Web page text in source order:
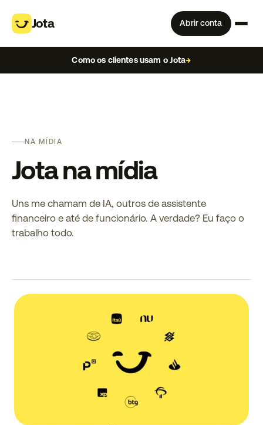
Jota Abrir conta
Como os clientes usam o Jota→
NA MÍDIA
Jota na mídia
Uns me chamam de IA, outros de assistente
financeiro e até de funcionário. A verdade? Eu faço o
trabalho todo.